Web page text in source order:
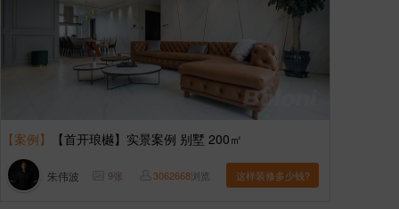
【案例】 【首开琅樾】实景案例 别墅 200㎡
朱伟波 9张 3062668浏览 这样装修多少钱?